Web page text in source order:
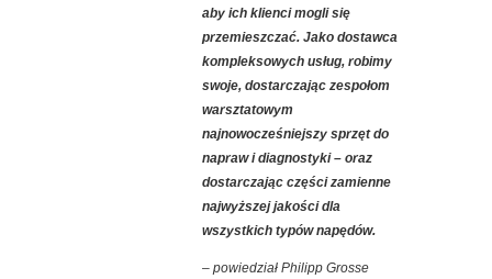
aby ich klienci mogli się
przemieszczać. Jako dostawca
kompleksowych usług, robimy
swoje, dostarczając zespołom
warsztatowym
najnowocześniejszy sprzęt do
napraw i diagnostyki – oraz
dostarczając części zamienne
najwyższej jakości dla
wszystkich typów napędów.
– powiedział Philipp Grosse